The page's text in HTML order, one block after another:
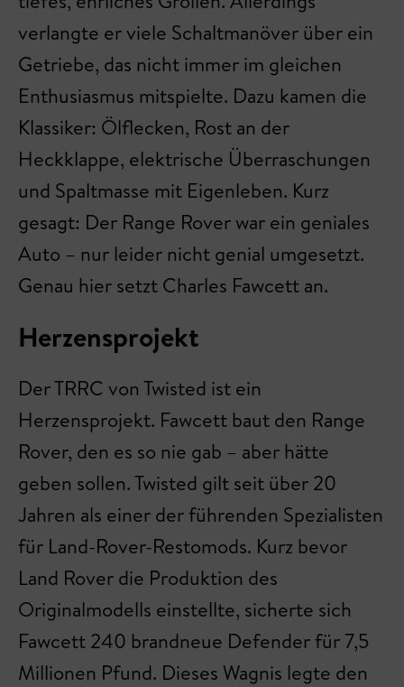
verlangte er viele Schaltmanöver über ein
Getriebe, das nicht immer im gleichen
Enthusiasmus mitspielte. Dazu kamen die
Klassiker: Ölflecken, Rost an der
Heckklappe, elektrische Überraschungen
und Spaltmasse mit Eigenleben. Kurz
gesagt: Der Range Rover war ein geniales
Auto – nur leider nicht genial umgesetzt.
Genau hier setzt Charles Fawcett an.
Herzensprojekt
Der TRRC von Twisted ist ein
Herzensprojekt. Fawcett baut den Range
Rover, den es so nie gab – aber hätte
geben sollen. Twisted gilt seit über 20
Jahren als einer der führenden Spezialisten
für Land-Rover-Restomods. Kurz bevor
Land Rover die Produktion des
Originalmodells einstellte, sicherte sich
Fawcett 240 brandneue Defender für 7,5
Millionen Pfund. Dieses Wagnis legte den